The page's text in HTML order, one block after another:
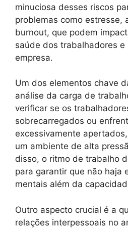
minuciosa desses riscos
problemas como estresse,
burnout, que podem
saúde dos trabalhadores
empresa.
Um dos elementos chave
análise da carga de
verificar se os
sobrecarregados ou
excessivamente
um ambiente de alta
disso, o ritmo de trabalho
para garantir que não haja
mentais além da
Outro aspecto crucial é a
relações interpessoais no